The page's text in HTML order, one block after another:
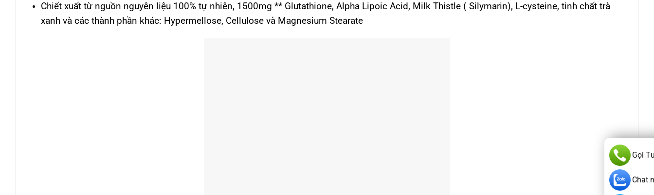
Chiết xuất từ nguồn nguyên liệu 100% tự nhiên, 1500mg ** Glutathione, Alpha Lipoic Acid, Milk Thistle ( Silymarin), L-cysteine, tinh chất trà
xanh và các thành phần khác: Hypermellose, Cellulose và Magnesium Stearate
Gọi
Chat